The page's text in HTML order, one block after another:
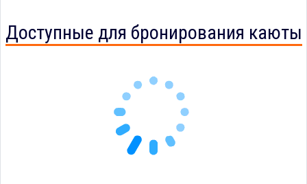
Доступные для бронирования каюты